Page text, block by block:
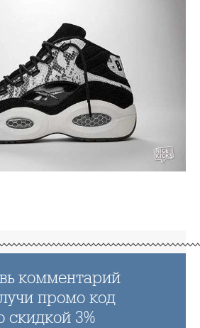
комментарий
промо код
скидкой 3%